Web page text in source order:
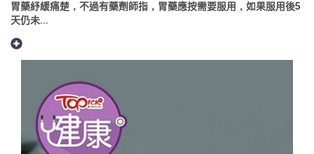
胃藥紓緩痛楚，不過有藥劑師指，胃藥應按需要服用，如果服用後5
天仍未...